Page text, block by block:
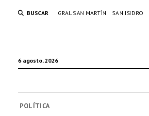
BUSCAR GRAL SAN MARTÍN SAN ISIDRO
6 agosto, 2026
POLÍTICA